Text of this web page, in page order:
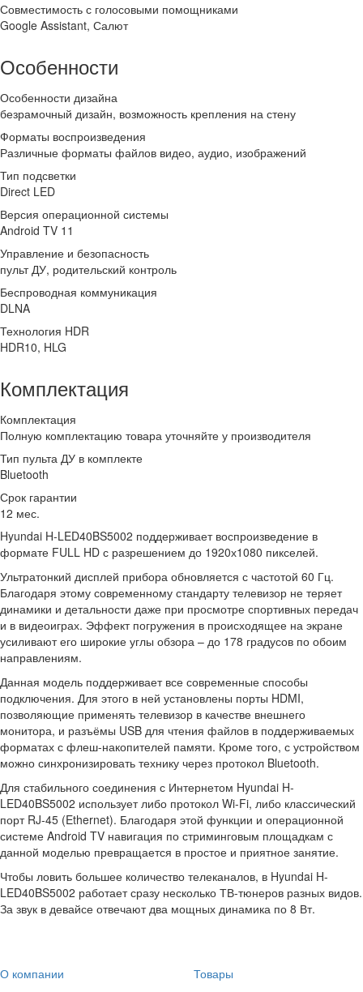
Совместимость с голосовыми помощниками
Google Assistant, Салют
Особенности
Особенности дизайна
безрамочный дизайн, возможность крепления на стену
Форматы воспроизведения
Различные форматы файлов видео, аудио, изображений
Тип подсветки
Direct LED
Версия операционной системы
Android TV 11
Управление и безопасность
пульт ДУ, родительский контроль
Беспроводная коммуникация
DLNA
Технология HDR
HDR10, HLG
Комплектация
Комплектация
Полную комплектацию товара уточняйте у производителя
Тип пульта ДУ в комплекте
Bluetooth
Срок гарантии
12 мес.
Hyundai H-LED40BS5002 поддерживает воспроизведение в
формате FULL HD с разрешением до 1920х1080 пикселей.
Ультратонкий дисплей прибора обновляется с частотой 60 Гц.
Благодаря этому современному стандарту телевизор не теряет
динамики и детальности даже при просмотре спортивных передач
и в видеоиграх. Эффект погружения в происходящее на экране
усиливают его широкие углы обзора – до 178 градусов по обоим
направлениям.
Данная модель поддерживает все современные способы
подключения. Для этого в ней установлены порты HDMI,
позволяющие применять телевизор в качестве внешнего
монитора, и разъёмы USB для чтения файлов в поддерживаемых
форматах с флеш-накопителей памяти. Кроме того, с устройством
можно синхронизировать технику через протокол Bluetooth.
Для стабильного соединения с Интернетом Hyundai H-
LED40BS5002 использует либо протокол Wi-Fi, либо классический
порт RJ-45 (Ethernet). Благодаря этой функции и операционной
системе Android TV навигация по стриминговым площадкам с
данной моделью превращается в простое и приятное занятие.
Чтобы ловить большее количество телеканалов, в Hyundai H-
LED40BS5002 работает сразу несколько ТВ-тюнеров разных видов.
За звук в девайсе отвечают два мощных динамика по 8 Вт.
О компании
Товары